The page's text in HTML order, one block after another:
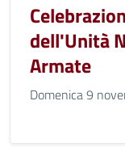
dell'Unità
Armate
Domenica 9